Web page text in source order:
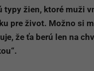
typy žien, ktoré muži
pre život. Možno si
že ťa berú len na